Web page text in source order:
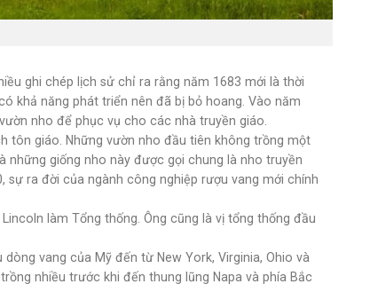
ghi chép lịch sử chỉ ra rằng năm 1683 mới là thời
khả năng phát triển nên đã bị bỏ hoang. Vào năm
nho để phục vụ cho các nhà truyền giáo.
tôn giáo. Những vườn nho đầu tiên không trồng một
những giống nho này được gọi chung là nho truyền
ra đời của ngành công nghiệp rượu vang mới chính
làm Tổng thống. Ông cũng là vị tổng thống đầu
vang của Mỹ đến từ New York, Virginia, Ohio và
nhiều trước khi đến thung lũng Napa và phía Bắc